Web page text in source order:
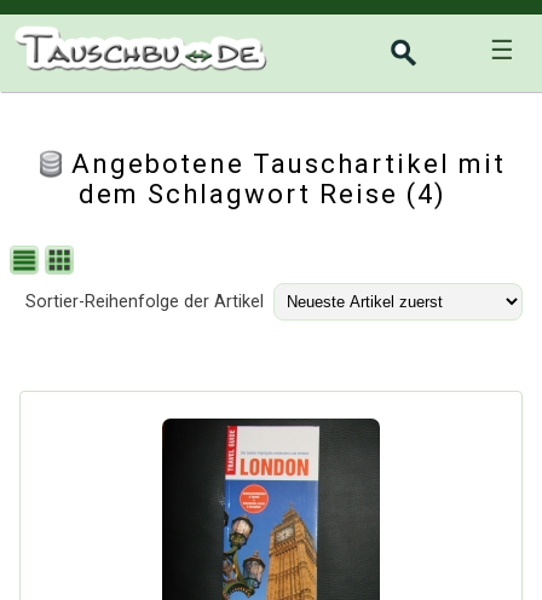
☰
Angebotene Tauschartikel mit
dem Schlagwort Reise (4)
Sortier-Reihenfolge der Artikel